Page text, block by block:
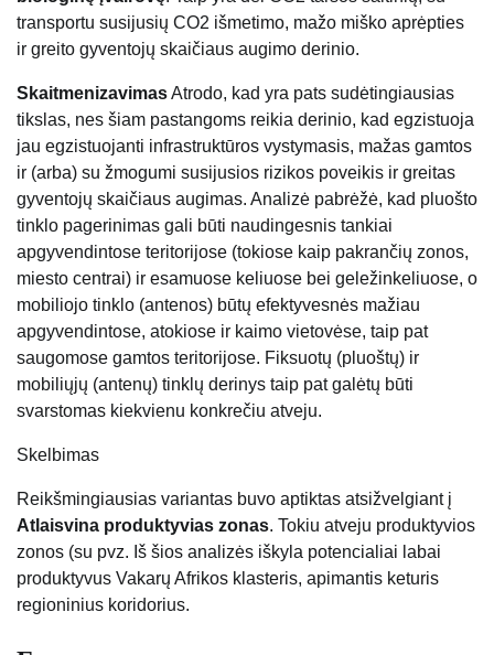
transportu susijusių CO2 išmetimo, mažo miško aprėpties
ir greito gyventojų skaičiaus augimo derinio.
SkaitmenizavimasAtrodo, kad yra pats sudėtingiausias
tikslas, nes šiam pastangoms reikia derinio, kad egzistuoja
jau egzistuojanti infrastruktūros vystymasis, mažas gamtos
ir (arba) su žmogumi susijusios rizikos poveikis ir greitas
gyventojų skaičiaus augimas. Analizė pabrėžė, kad pluošto
tinklo pagerinimas gali būti naudingesnis tankiai
apgyvendintose teritorijose (tokiose kaip pakrančių zonos,
miesto centrai) ir esamuose keliuose bei geležinkeliuose, o
mobiliojo tinklo (antenos) būtų efektyvesnės mažiau
apgyvendintose, atokiose ir kaimo vietovėse, taip pat
saugomose gamtos teritorijose. Fiksuotų (pluoštų) ir
mobiliųjų (antenų) tinklų derinys taip pat galėtų būti
svarstomas kiekvienu konkrečiu atveju.
Skelbimas
Reikšmingiausias variantas buvo aptiktas atsižvelgiant į
Atlaisvina produktyvias zonas. Tokiu atveju produktyvios
zonos (su pvz. Iš šios analizės iškyla potencialiai labai
produktyvus Vakarų Afrikos klasteris, apimantis keturis
regioninius koridorius.